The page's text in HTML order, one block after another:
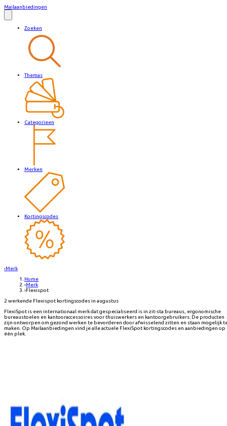
Mailaanbiedingen
Zoeken
Themas
Categorieen
Merken
Kortingscodes
‹Merk
Home
›Merk
›Flexispot
2 werkende Flexispot kortingscodes in augustus
FlexiSpot is een internationaal merk dat gespecialiseerd is in zit-sta bureaus, ergonomische
bureaustoelen en kantooraccessoires voor thuiswerkers en kantoorgebruikers. De producten
zijn ontworpen om gezond werken te bevorderen door afwisselend zitten en staan mogelijk
maken. Op Mailaanbiedingen vind je alle actuele FlexiSpot kortingscodes en aanbiedingen op
één plek.